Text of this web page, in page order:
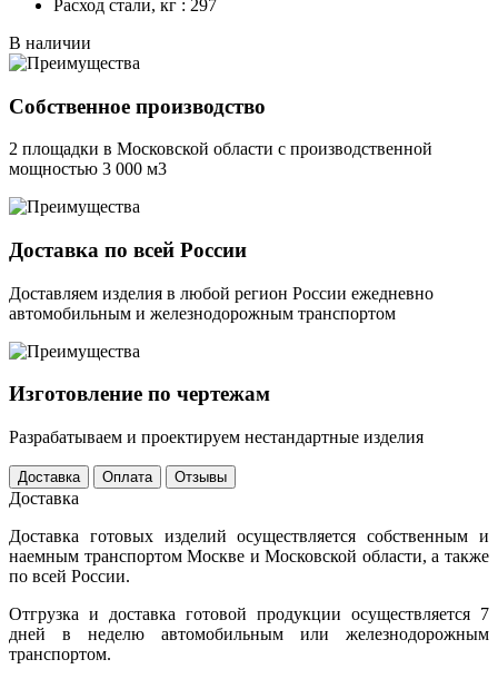
Расход стали, кг : 297
В наличии
Собственное производство
2 площадки в Московской области с производственной
мощностью 3 000 м3
Доставка по всей России
Доставляем изделия в любой регион России ежедневно
автомобильным и железнодорожным транспортом
Изготовление по чертежам
Разрабатываем и проектируем нестандартные изделия
Доставка Оплата Отзывы
Доставка
Доставка готовых изделий осуществляется собственным и
наемным транспортом Москве и Московской области, а также
по всей России.
Отгрузка и доставка готовой продукции осуществляется 7
дней в неделю автомобильным или железнодорожным
транспортом.